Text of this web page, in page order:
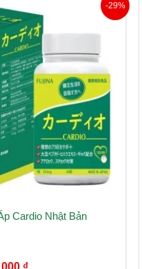
-29%
Cardio Nhật Bản
₫.
₫
hiện
tại
là:
480.000 ₫.